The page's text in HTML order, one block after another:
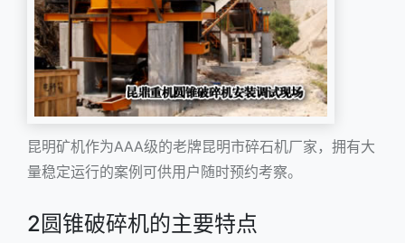
昆明矿机作为AAA级的老牌昆明市碎石机厂家，拥有大
量稳定运行的案例可供用户随时预约考察。
2圆锥破碎机的主要特点